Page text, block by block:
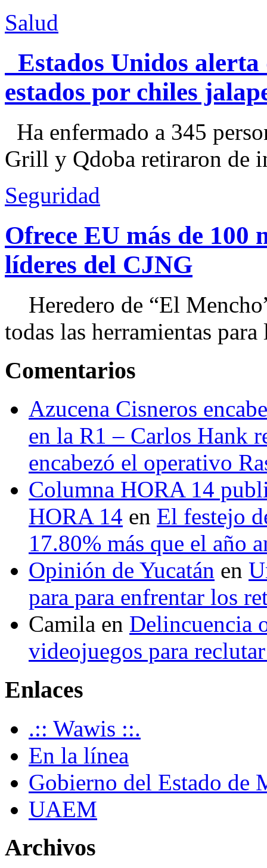
Salud
Estados Unidos alerta
estados por chiles
Ha enfermado a 345
Grill y Qdoba retiraron de
Seguridad
Ofrece EU más de 100
líderes del CJNG
Heredero de “El
todas las herramientas
Comentarios
Azucena Cisneros
en la R1 – Carlos Hank
encabezó el operativo
Columna HORA 14
HORA 14 en El festejo
17.80% más que el año
Opinión de Yucatán en
para para enfrentar los
Camila en Delincuencia
videojuegos para
Enlaces
.:: Wawis ::.
En la línea
Gobierno del Estado de
UAEM
Archivos